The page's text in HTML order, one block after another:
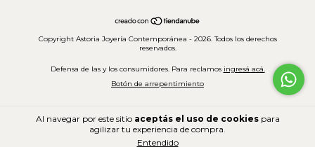
Al navegar por este sitio aceptás el uso de cookiespara
agilizar tu experiencia de compra.
Entendido
Copyright Astoria Joyería Contemporánea - 2026. Todos los derechos
reservados.
Defensa de las y los consumidores. Para reclamos ingresá acá.
Botón de arrepentimiento